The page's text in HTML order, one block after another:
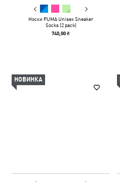
Носки PUMA Unisex Sneaker
Socks (2 pack)
740,00 ₴
НОВИНКА